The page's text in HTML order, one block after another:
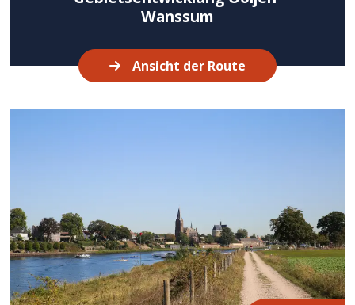
Wanssum
Ansicht der Route